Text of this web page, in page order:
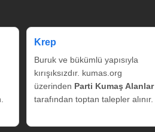
Krep
Buruk ve bükümlü yapısıyla
kırışıksızdır. kumas.org
üzerinden Parti Kumaş Alanlar
tarafından toptan talepler alınır.